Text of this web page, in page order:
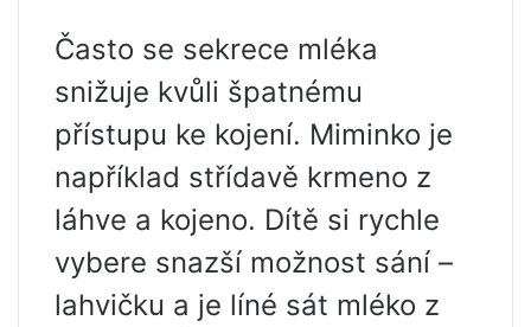
Často se sekrece mléka
snižuje kvůli špatnému
přístupu ke kojení. Miminko je
například střídavě krmeno z
láhve a kojeno. Dítě si rychle
vybere snazší možnost sání –
lahvičku a je líné sát mléko z